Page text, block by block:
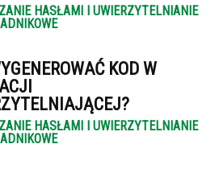
HASŁAMI I UWIERZYTELNIANIE
KOD W
HASŁAMI I UWIERZYTELNIANIE